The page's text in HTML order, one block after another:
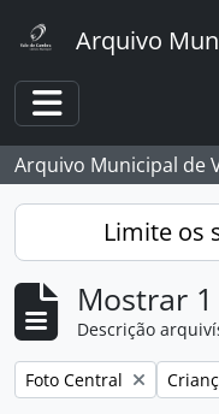
Arquivo
Toggle
Arquivo Municipal de
Limite os
Mostrar
Descrição
Remover filtro:
Foto Central